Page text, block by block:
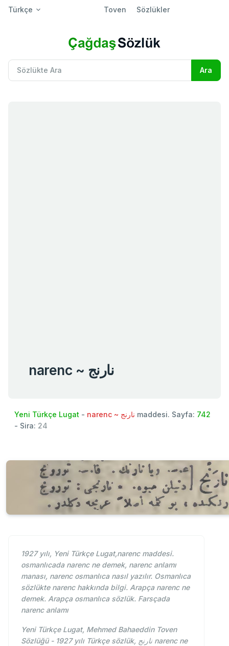
Türkçe Toven Sözlükler
narenc ~ نارنج
Yeni Türkçe Lugat - narenc ~ نارنج maddesi. Sayfa: 742
- Sira: 24
1927 yılı, Yeni Türkçe Lugat,narenc maddesi.
osmanlıcada narenc ne demek, narenc anlamı
manası, narenc osmanlıca nasıl yazılır. Osmanlıca
sözlükte narenc hakkında bilgi. Arapça narenc ne
demek. Arapça osmanlıca sözlük. Farsçada
narenc anlamı
Yeni Türkçe Lugat, Mehmed Bahaeddin Toven
Sözlüğü - 1927 yılı Türkçe sözlük, نارنج narenc ne